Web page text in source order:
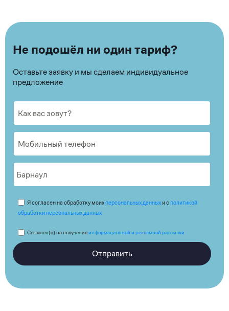
Не подошёл ни один тариф?
Оставьте заявку и мы сделаем индивидуальное
предложение
Я согласен на обработку моих персональных данныхи с политикой
обработки персональных данных
Согласен(а) на получениеинформационной и рекламной рассылки
Отправить